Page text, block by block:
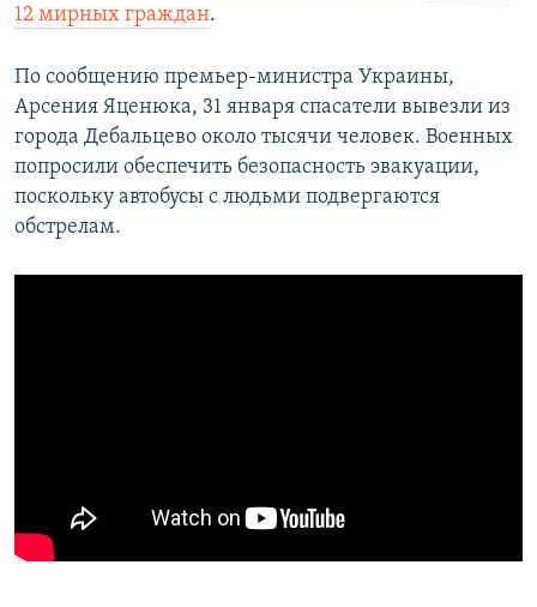
12 мирных граждан.
По сообщению премьер-министра Украины,
Арсения Яценюка, 31 января спасатели вывезли из
города Дебальцево около тысячи человек. Военных
попросили обеспечить безопасность эвакуации,
поскольку автобусы с людьми подвергаются
обстрелам.